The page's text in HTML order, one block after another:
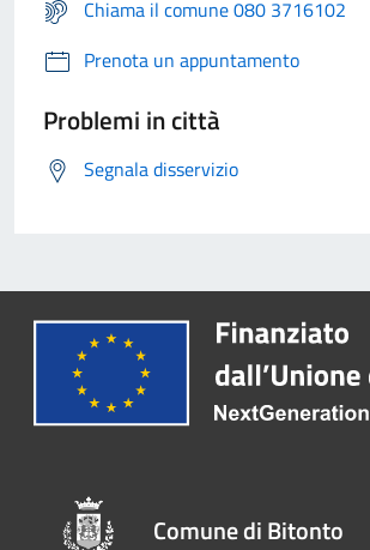
Chiama il comune 080 3716102
Prenota un appuntamento
Problemi in città
Segnala disservizio
Comune di Bitonto